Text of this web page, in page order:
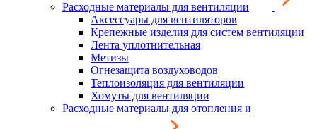
Расходные материалы для вентиляции
Аксессуары для вентиляторов
Крепежные изделия для систем вентиляции
Лента уплотнительная
Метизы
Огнезащита воздуховодов
Теплоизоляция для вентиляции
Хомуты для вентиляции
Расходные материалы для отопления и